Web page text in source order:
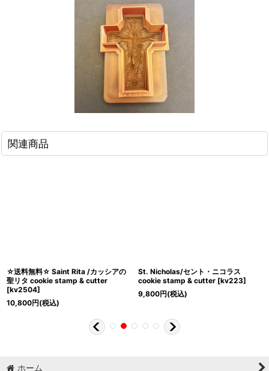
関連商品
☆送料無料☆ Saint Rita /カッシアの
聖リタ cookie stamp & cutter
[kv2504]
10,800円(税込)
St. Nicholas/セント・ニコラス
cookie stamp & cutter [kv223]
9,800円(税込)
ホーム